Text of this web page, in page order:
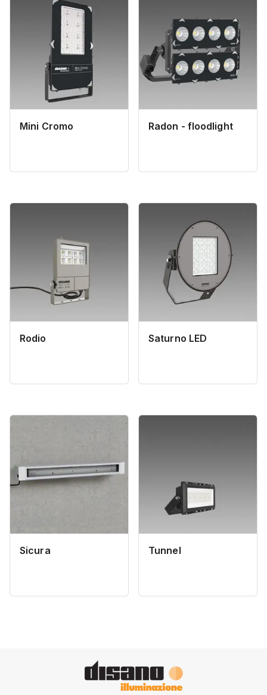
Mini Cromo Radon - floodlight
Rodio Saturno LED
Sicura Tunnel